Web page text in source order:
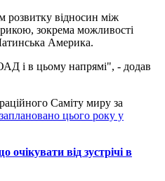
розвитку відносин між
зокрема можливості
Америка.
і в цьому напрямі", - додав
Саміту миру за
заплановано цього року у
від зустрічі в